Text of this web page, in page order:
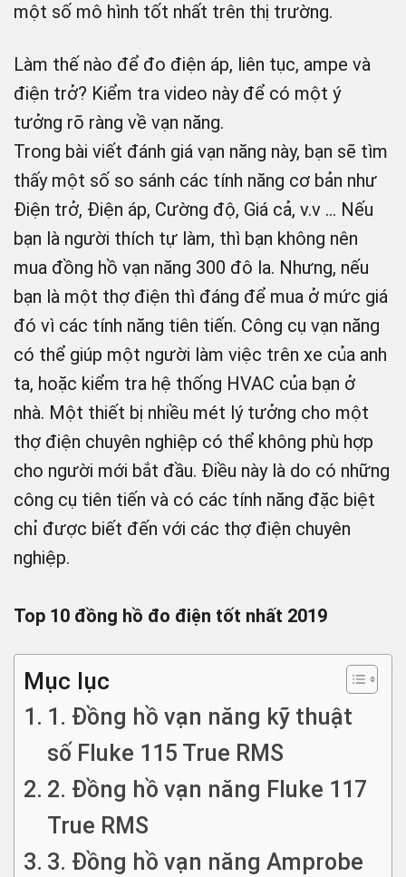
một số mô hình tốt nhất trên thị trường.
Làm thế nào để đo điện áp, liên tục, ampe và
điện trở? Kiểm tra video này để có một ý
tưởng rõ ràng về vạn năng.
Trong bài viết đánh giá vạn năng này, bạn sẽ tìm
thấy một số so sánh các tính năng cơ bản như
Điện trở, Điện áp, Cường độ, Giá cả, v.v … Nếu
bạn là người thích tự làm, thì bạn không nên
mua đồng hồ vạn năng 300 đô la. Nhưng, nếu
bạn là một thợ điện thì đáng để mua ở mức giá
đó vì các tính năng tiên tiến. Công cụ vạn năng
có thể giúp một người làm việc trên xe của anh
ta, hoặc kiểm tra hệ thống HVAC của bạn ở
nhà. Một thiết bị nhiều mét lý tưởng cho một
thợ điện chuyên nghiệp có thể không phù hợp
cho người mới bắt đầu. Điều này là do có những
công cụ tiên tiến và có các tính năng đặc biệt
chỉ được biết đến với các thợ điện chuyên
nghiệp.
Top 10 đồng hồ đo điện tốt nhất 2019
Mục lục
1. Đồng hồ vạn năng kỹ thuật
số Fluke 115 True RMS
2. Đồng hồ vạn năng Fluke 117
True RMS
3. Đồng hồ vạn năng Amprobe